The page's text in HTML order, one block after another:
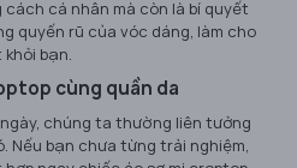
cá nhân mà còn là bí quyết
quyến rũ của vóc dáng, làm cho
bạn.
cùng quần da
chúng ta thường liên tưởng
Nếu bạn chưa từng trải nghiệm,